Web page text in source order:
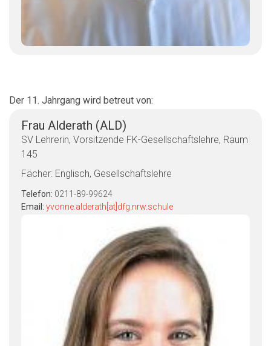
Der 11. Jahrgang wird betreut von:
Frau Alderath (ALD)
SV Lehrerin, Vorsitzende FK-Gesellschaftslehre, Raum
145
Fächer: Englisch, Gesellschaftslehre
Telefon: 0211-89-99624
Email: yvonne.alderath[at]dfg.nrw.schule